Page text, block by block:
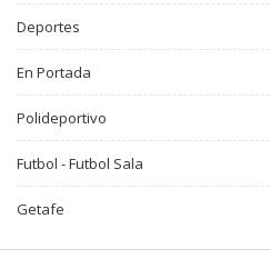
Deportes
En Portada
Polideportivo
Futbol - Futbol Sala
Getafe